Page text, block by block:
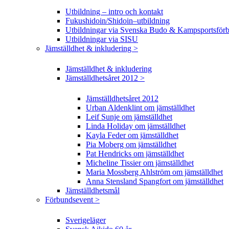
Utbildning – intro och kontakt
Fukushidoin/Shidoin–utbildning
Utbildningar via Svenska Budo &
Utbildningar via SISU
Jämställdhet & inkludering >
Jämställdhet & inkludering
Jämställdhetsåret 2012 >
Jämställdhetsåret 2012
Urban Aldenklint om jämställdhet
Leif Sunje om jämställdhet
Linda Holiday om jämställdhet
Kayla Feder om jämställdhet
Pia Moberg om jämställdhet
Pat Hendricks om jämställdhet
Micheline Tissier om jämställdhet
Maria Mossberg Ahlström om jämställdhet
Anna Stensland Spangfort om jämställdhet
Jämställdhetsmål
Förbundsevent >
Sverigeläger